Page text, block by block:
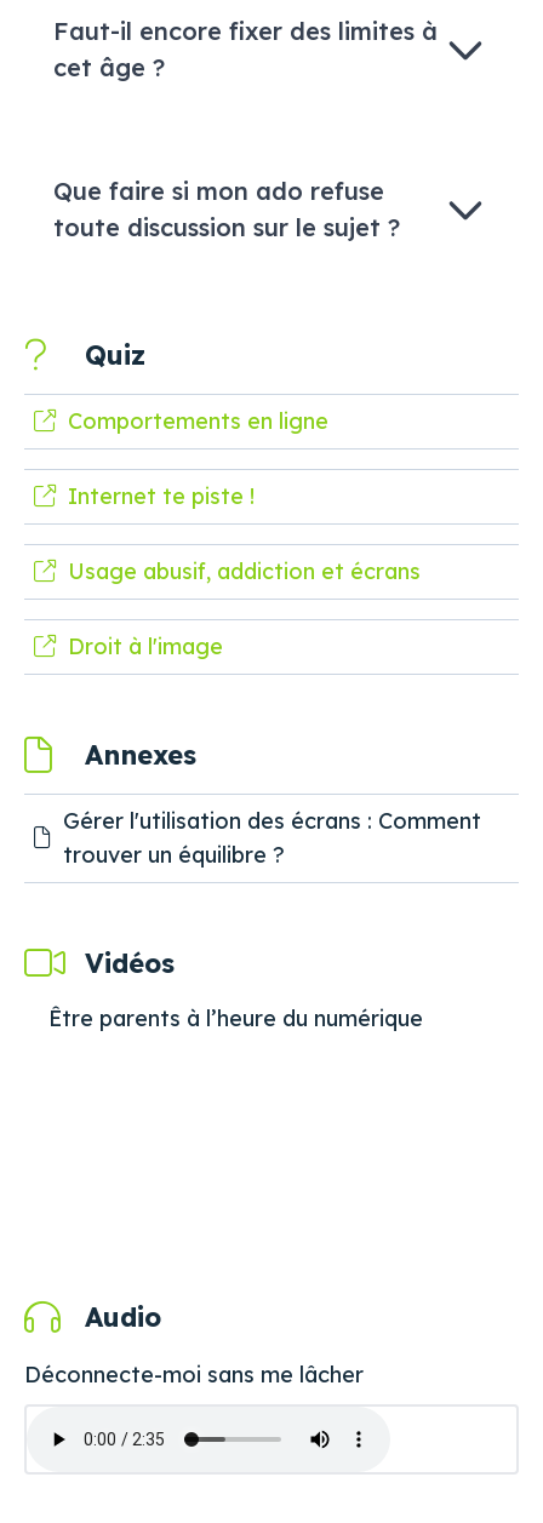
Faut-il encore fixer des limites à
cet âge ?
Que faire si mon ado refuse
toute discussion sur le sujet ?
Quiz
Comportements en ligne
Internet te piste !
Usage abusif, addiction et écrans
Droit à l'image
Annexes
Gérer l'utilisation des écrans : Comment
trouver un équilibre ?
Vidéos
Être parents à l’heure du numérique
Audio
Déconnecte-moi sans me lâcher